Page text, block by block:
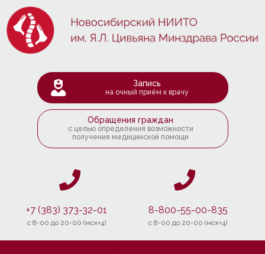
Запись
на очный приём к врачу
Обращения граждан
с целью определения возможности
получения медицинской помощи
+7 (383) 373-32-01
c 8-00 до 20-00 (мск+4)
8-800-55-00-835
c 8-00 до 20-00 (мск+4)